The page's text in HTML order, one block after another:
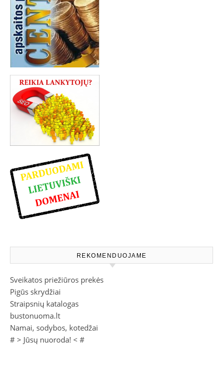
REKOMENDUOJAME
Sveikatos priežiūros prekės
Pigūs skrydžiai
Straipsnių katalogas
bustonuoma.lt
Namai, sodybos, kotedžai
# > Jūsų nuoroda! < #